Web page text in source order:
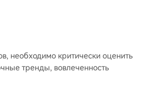
необходимо критически оценить
тренды, вовлеченность